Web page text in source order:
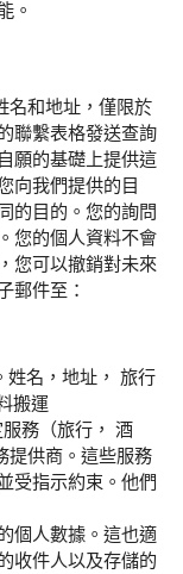
。
名和地址，僅限於
聯繫表格發送查詢
願的基礎上提供這
向我們提供的目
的目的。您的詢問
您的個人資料不會
您可以撤銷對未來
郵件至：
姓名，地址， 旅行
搬運
務（旅行， 酒
提供商。這些服務
受指示約束。他們
個人數據。這也適
收件人以及存儲的